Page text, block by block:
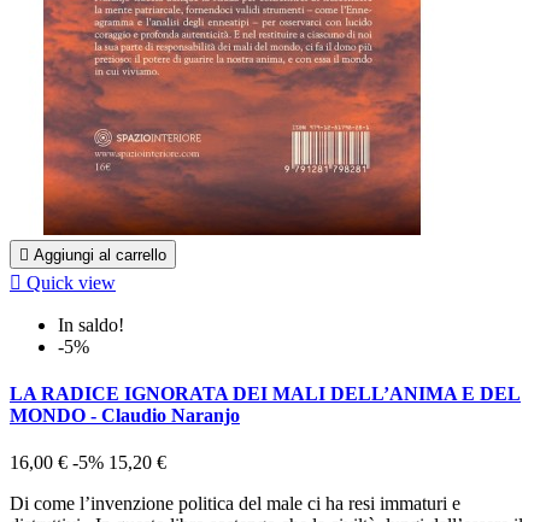
 Aggiungi al carrello
 Quick view
In saldo!
-5%
LA RADICE IGNORATA DEI MALI DELL’ANIMA E DEL
MONDO - Claudio Naranjo
16,00 € -5% 15,20 €
Di come l’invenzione politica del male ci ha resi immaturi e